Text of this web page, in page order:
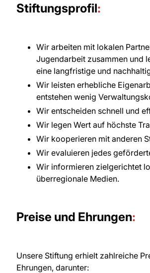
Stiftungsprofil:
Wir arbeiten mit lokalen
Jugendarbeit zusammen und
eine langfristige und
Wir leisten erhebliche
entstehen wenig
Wir entscheiden schnell und
Wir legen Wert auf höchste
Wir kooperieren mit anderen
Wir evaluieren jedes
Wir informieren zielgerichtet
überregionale Medien.
Preise und Ehrungen:
Unsere Stiftung erhielt zahlreiche
Ehrungen, darunter: